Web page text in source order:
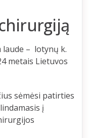
laude – lotynų k.
metais Lietuvos
sėmėsi patirties
į